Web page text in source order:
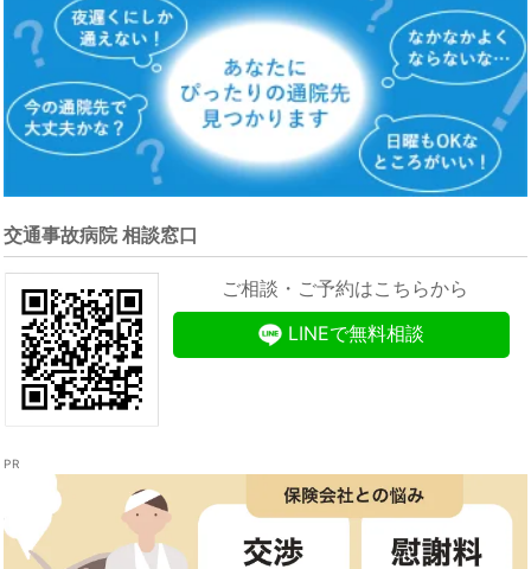
交通事故病院 相談窓口
ご相談・ご予約はこちらから
LINEで無料相談